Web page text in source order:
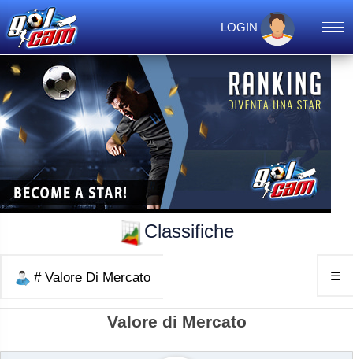
LOGIN
Classifiche
# Valore Di Mercato ☰
Valore di Mercato